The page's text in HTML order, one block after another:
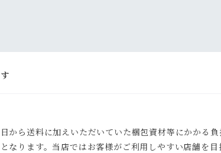
から送料に加えいただいていた梱包資材等にかかる
なります。当店ではお客様がご利用しやすい店舗を